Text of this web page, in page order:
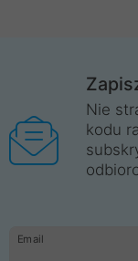
Nie
kodu
Email